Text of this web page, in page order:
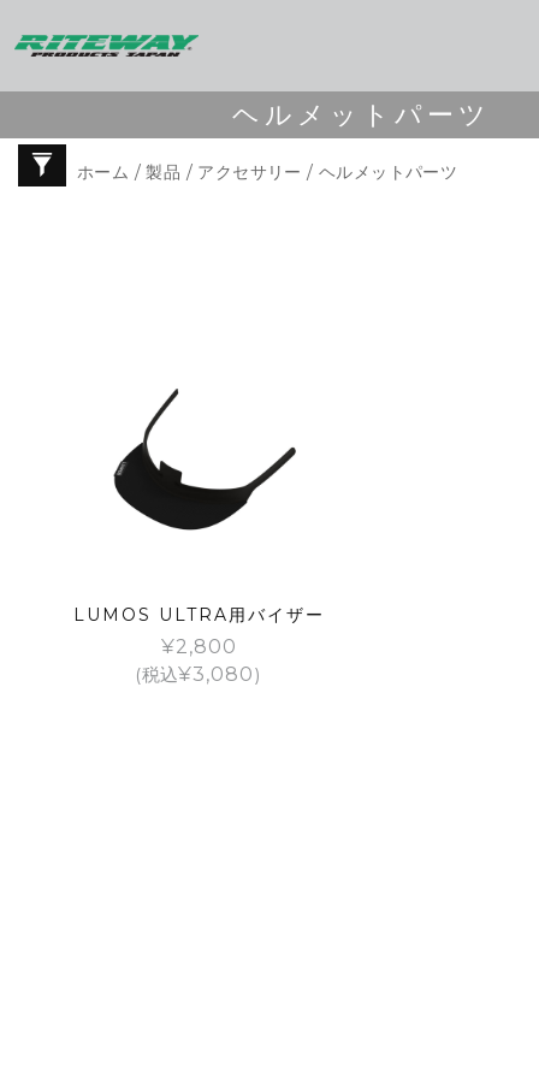
ヘルメットパーツ
ホーム /製品 / アクセサリー / ヘルメットパーツ
LUMOS ULTRA用バイザー
¥2,800
(税込¥3,080)